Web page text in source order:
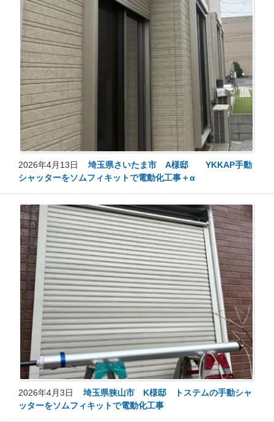
2026年4月13日 埼玉県さいたま市 A様邸 YKKAP手動
シャッターをソムフィキットで電動化工事＋α
2026年4月3日 埼玉県狭山市 K様邸 トステムの手動シャ
ッターをソムフィキットで電動化工事